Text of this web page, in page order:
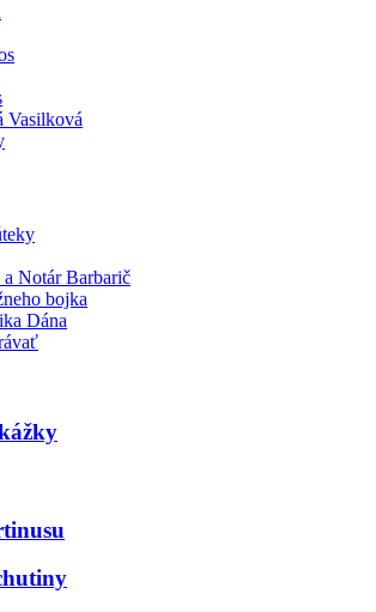
Vasilková
Notár Barbarič
bojka
Dána